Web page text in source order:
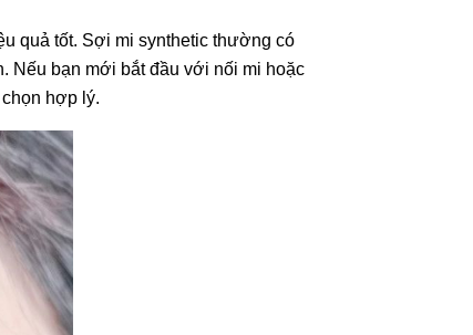
quả tốt. Sợi mi synthetic thường có
Nếu bạn mới bắt đầu với nối mi hoặc
hợp lý.